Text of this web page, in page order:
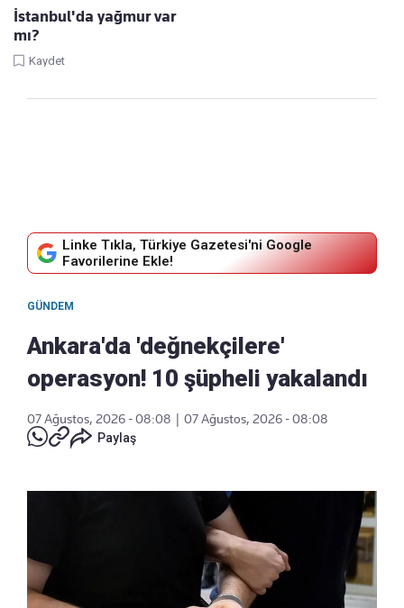
İstanbul'da yağmur var
mı?
Kaydet
Linke Tıkla, Türkiye Gazetesi'ni Google
Favorilerine Ekle!
GÜNDEM
Ankara'da 'değnekçilere'
operasyon! 10 şüpheli yakalandı
07 Ağustos, 2026 - 08:08
07 Ağustos, 2026 - 08:08
Paylaş